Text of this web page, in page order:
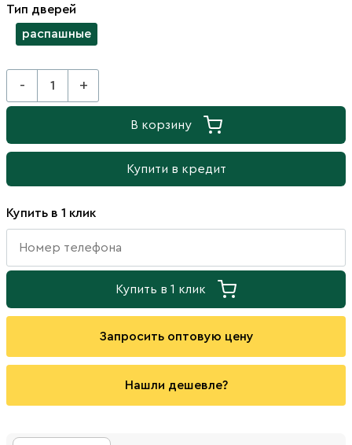
Тип дверей
распашные
- +
В корзину
Купити в кредит
Купить в 1 клик
Купить в 1 клик
Запросить оптовую цену
Нашли дешевле?